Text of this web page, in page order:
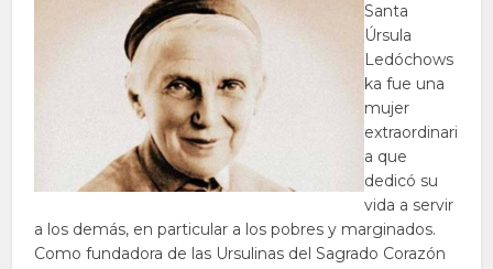
Santa
Úrsula
Ledóchows
ka fue una
mujer
extraordinari
a que
dedicó su
vida a servir
a los demás, en particular a los pobres y marginados.
Como fundadora de las Ursulinas del Sagrado Corazón